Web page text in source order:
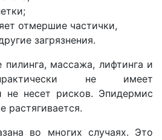
отмершие частички,
загрязнения.
пилинга, массажа, лифтинга и
не имеет
не несет рисков. Эпидермис
растягивается.
во многих случаях. Это